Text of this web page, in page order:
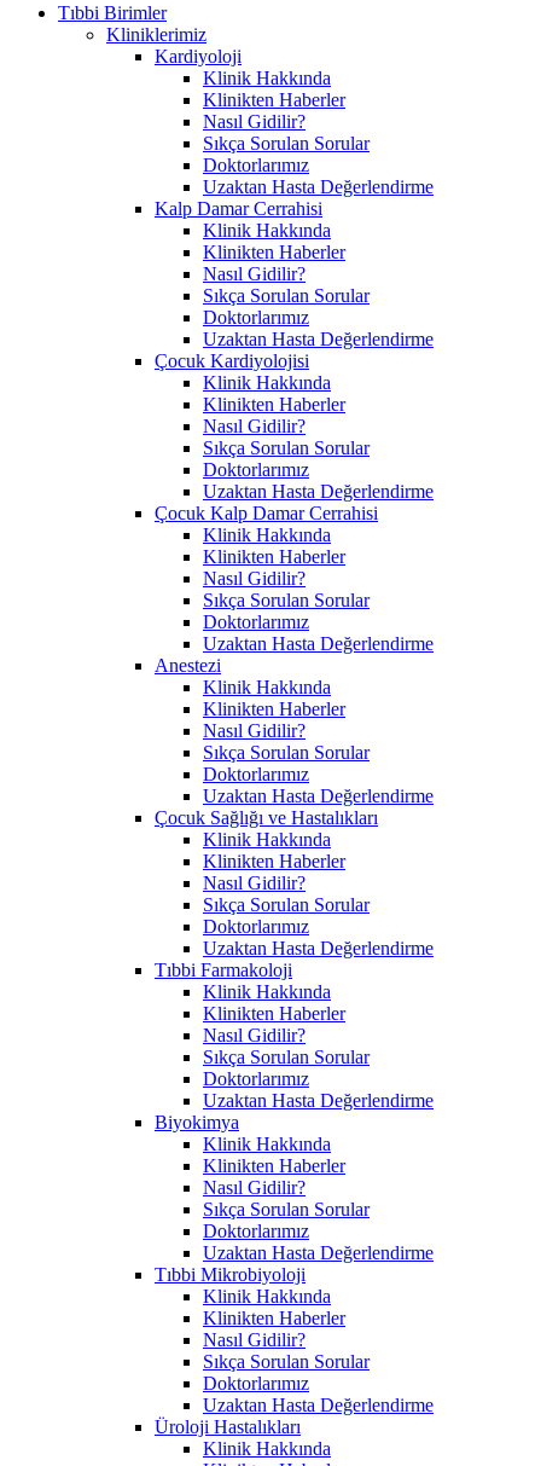
Tıbbi Birimler
Kliniklerimiz
Kardiyoloji
Klinik Hakkında
Klinikten Haberler
Nasıl Gidilir?
Sıkça Sorulan Sorular
Doktorlarımız
Uzaktan Hasta Değerlendirme
Kalp Damar Cerrahisi
Klinik Hakkında
Klinikten Haberler
Nasıl Gidilir?
Sıkça Sorulan Sorular
Doktorlarımız
Uzaktan Hasta Değerlendirme
Çocuk Kardiyolojisi
Klinik Hakkında
Klinikten Haberler
Nasıl Gidilir?
Sıkça Sorulan Sorular
Doktorlarımız
Uzaktan Hasta Değerlendirme
Çocuk Kalp Damar Cerrahisi
Klinik Hakkında
Klinikten Haberler
Nasıl Gidilir?
Sıkça Sorulan Sorular
Doktorlarımız
Uzaktan Hasta Değerlendirme
Anestezi
Klinik Hakkında
Klinikten Haberler
Nasıl Gidilir?
Sıkça Sorulan Sorular
Doktorlarımız
Uzaktan Hasta Değerlendirme
Çocuk Sağlığı ve Hastalıkları
Klinik Hakkında
Klinikten Haberler
Nasıl Gidilir?
Sıkça Sorulan Sorular
Doktorlarımız
Uzaktan Hasta Değerlendirme
Tıbbi Farmakoloji
Klinik Hakkında
Klinikten Haberler
Nasıl Gidilir?
Sıkça Sorulan Sorular
Doktorlarımız
Uzaktan Hasta Değerlendirme
Biyokimya
Klinik Hakkında
Klinikten Haberler
Nasıl Gidilir?
Sıkça Sorulan Sorular
Doktorlarımız
Uzaktan Hasta Değerlendirme
Tıbbi Mikrobiyoloji
Klinik Hakkında
Klinikten Haberler
Nasıl Gidilir?
Sıkça Sorulan Sorular
Doktorlarımız
Uzaktan Hasta Değerlendirme
Üroloji Hastalıkları
Klinik Hakkında